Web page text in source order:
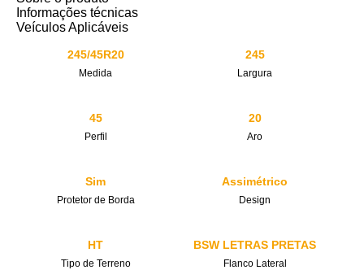
Informações técnicas
Veículos Aplicáveis
245/45R20
Medida
245
Largura
45
Perfil
20
Aro
Sim
Protetor de Borda
Assimétrico
Design
HT
Tipo de Terreno
BSW LETRAS PRETAS
Flanco Lateral